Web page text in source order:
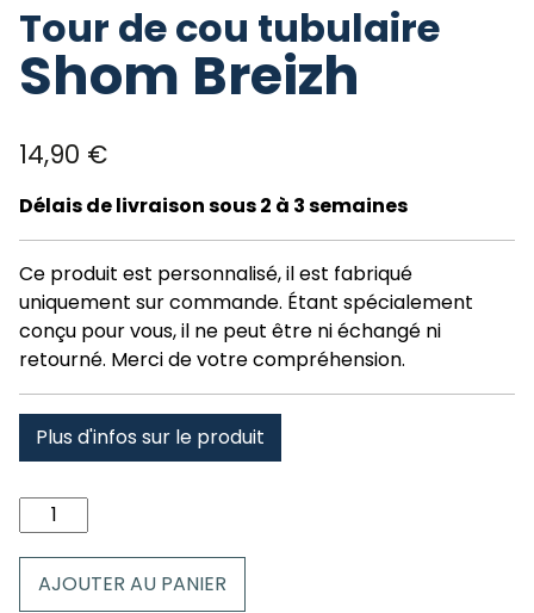
Tour de cou tubulaire
Shom Breizh
14,90 €
Délais de livraison sous 2 à 3 semaines
Ce produit est personnalisé, il est fabriqué
uniquement sur commande. Étant spécialement
conçu pour vous, il ne peut être ni échangé ni
retourné. Merci de votre compréhension.
Plus d'infos sur le produit
quantité
de
deAJOUTER AU PANIER